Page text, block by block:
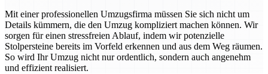
Mit einer professionellen Umzugsfirma müssen Sie sich nicht um
Details kümmern, die den Umzug kompliziert machen können. Wir
sorgen für einen stressfreien Ablauf, indem wir potenzielle
Stolpersteine bereits im Vorfeld erkennen und aus dem Weg räumen.
So wird Ihr Umzug nicht nur ordentlich, sondern auch angenehm
und effizient realisiert.